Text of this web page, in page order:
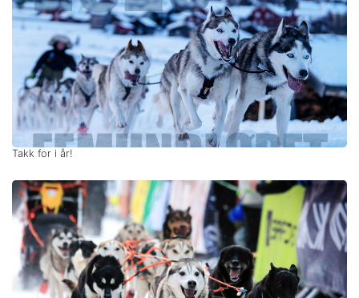
Takk for i år!